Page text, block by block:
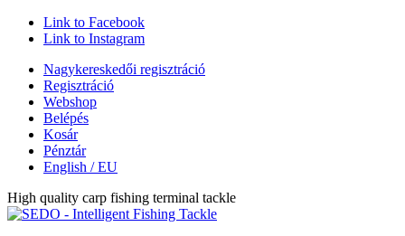
Link to Facebook
Link to Instagram
Nagykereskedői regisztráció
Regisztráció
Webshop
Belépés
Kosár
Pénztár
English / EU
High quality carp fishing terminal tackle